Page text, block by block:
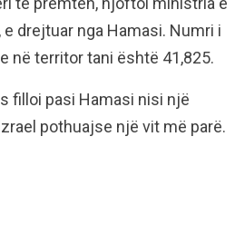
drejtuar nga Hamasi. Numri i
në territor tani është 41,825.
filloi pasi Hamasi nisi një
pothuajse një vit më parë.